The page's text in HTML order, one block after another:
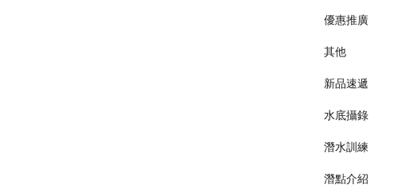
優惠推廣
其他
新品速遞
水底攝錄
潛水訓練
潛點介紹